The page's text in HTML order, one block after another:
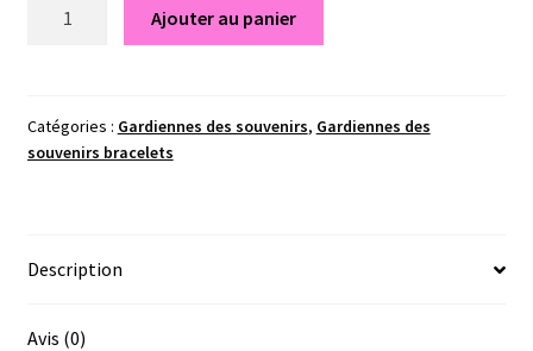
perles
de
Gardiennes
souvenirs
Ajouter au panier
Catégories : Gardiennes des souvenirs, Gardiennes des
souvenirs bracelets
Description
Avis (0)